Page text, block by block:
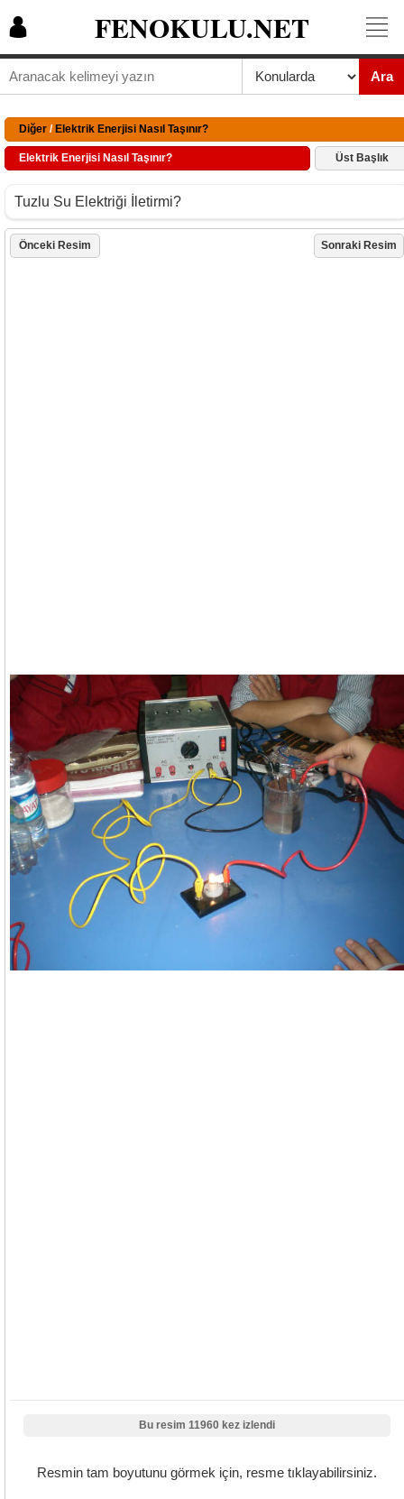
FENOKULU.NET
Ara
Diğer / Elektrik Enerjisi Nasıl Taşınır?
Elektrik Enerjisi Nasıl Taşınır? Üst Başlık
Tuzlu Su Elektriği İletirmi?
Önceki Resim Sonraki Resim
Bu resim 11960 kez izlendi
Resmin tam boyutunu görmek için, resme tıklayabilirsiniz.